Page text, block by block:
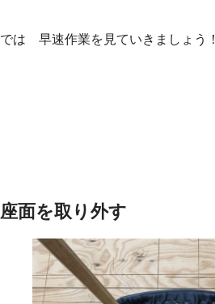
では 早速作業を見ていきましょう！
座面を取り外す